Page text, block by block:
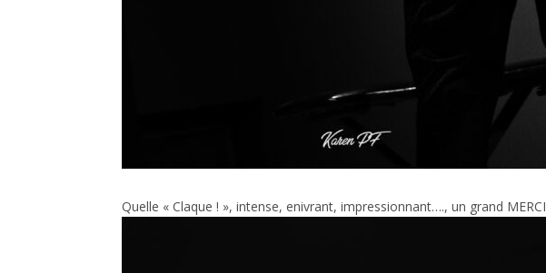
Quelle « Claque ! », intense, enivrant, impressionnant…., un grand MERCI